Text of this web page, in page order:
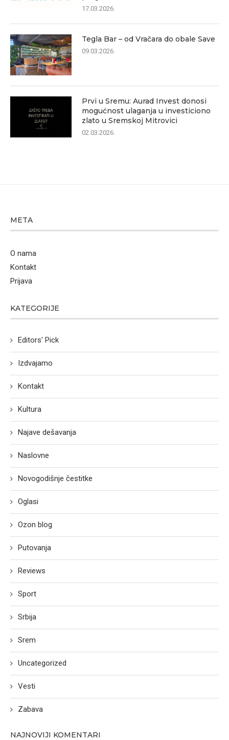
17.03.2026.
Tegla Bar – od Vračara do obale Save
09.03.2026.
Prvi u Sremu: Aurad Invest donosi
mogućnost ulaganja u investiciono
zlato u Sremskoj Mitrovici
02.03.2026.
META
O nama
Kontakt
Prijava
KATEGORIJE
Editors' Pick
Izdvajamo
Kontakt
Kultura
Najave dešavanja
Naslovne
Novogodišnje čestitke
Oglasi
Ozon blog
Putovanja
Reviews
Sport
Srbija
Srem
Uncategorized
Vesti
Zabava
NAJNOVIJI KOMENTARI